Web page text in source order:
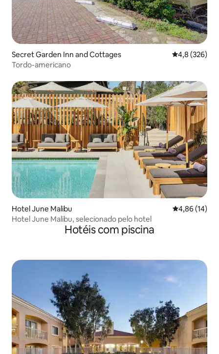
Secret Garden Inn and Cottages 4,8 de uma
4,8 (326)
Tordo-americano
Hotel June Malibu 4,86 de uma
4,86 (14)
Hotel June Malibu, selecionado pelo hotel
Hotéis com piscina